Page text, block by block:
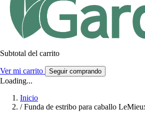
Subtotal del carrito
Ver mi carrito Seguir comprando
Loading...
Inicio
/ Funda de estribo para caballo